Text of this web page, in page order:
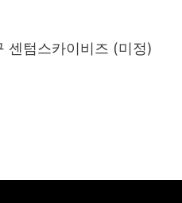
센텀스카이비즈 (미정)